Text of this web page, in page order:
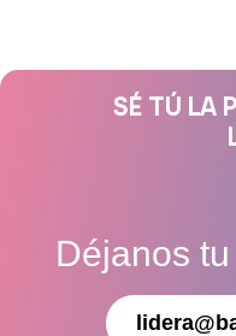
SÉ TÚ LA
Déjanos tu